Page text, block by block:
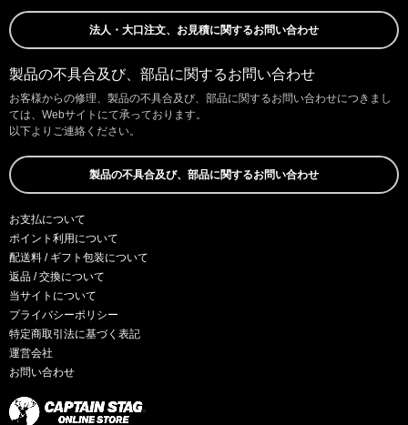
法人・大口注文、お見積に関するお問い合わせ
製品の不具合及び、部品に関するお問い合わせ
お客様からの修理、製品の不具合及び、部品に関するお問い合わせにつきまし
ては、Webサイトにて承っております。
以下よりご連絡ください。
製品の不具合及び、部品に関するお問い合わせ
お支払について
ポイント利用について
配送料 / ギフト包装について
返品 / 交換について
当サイトについて
プライバシーポリシー
特定商取引法に基づく表記
運営会社
お問い合わせ